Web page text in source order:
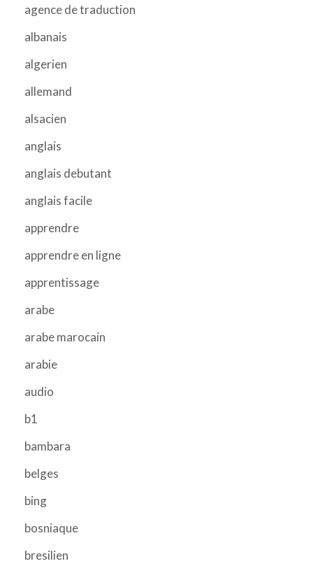
agence de traduction
albanais
algerien
allemand
alsacien
anglais
anglais debutant
anglais facile
apprendre
apprendre en ligne
apprentissage
arabe
arabe marocain
arabie
audio
b1
bambara
belges
bing
bosniaque
bresilien